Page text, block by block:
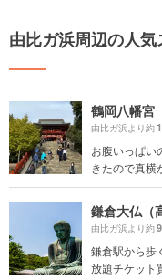
由比ガ浜周辺の人気
鶴岡八幡宮
由比ガ浜より約
お腹いっぱい
きたので真横
鎌倉大仏（
由比ガ浜より約
鎌倉駅から歩
放題チケット